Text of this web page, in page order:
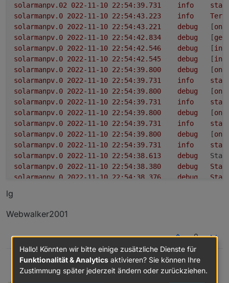
solarmanpv.02
022-11 -10 22 :54:39.731 info
solarmanpv.0
info
solarmanpv.0
debug
	[
solarmanpv.0
debug
	[
solarmanpv.0
debug
	[
solarmanpv.0
debug
	[
solarmanpv.0
debug
	[
solarmanpv.0
info
solarmanpv.0
debug
	[
solarmanpv.0
info
solarmanpv.0
debug
	[
solarmanpv.0
info
solarmanpv.0
debug
	[
solarmanpv.0
info
solarmanpv.0
debug
solarmanpv.0
debug
solarmanpv.0
debug
solarmanpv.0
solarmanpv.0
2022-11-10 22:54:37.718 debug
lg
Webwalker2001
0
webwalker2001@rene55Hi, hier der log.
Hallo! Könnten wir bitte einige zusätzliche Dienste für
Funktionalität & Analytics aktivieren? Sie können Ihre
Zustimmung später jederzeit ändern oder zurückziehen.